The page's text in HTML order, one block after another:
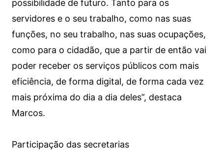
possibilidade de futuro. Tanto para os
servidores e o seu trabalho, como nas suas
funções, no seu trabalho, nas suas ocupações,
como para o cidadão, que a partir de então vai
poder receber os serviços públicos com mais
eficiência, de forma digital, de forma cada vez
mais próxima do dia a dia deles”, destaca
Marcos.
Participação das secretarias